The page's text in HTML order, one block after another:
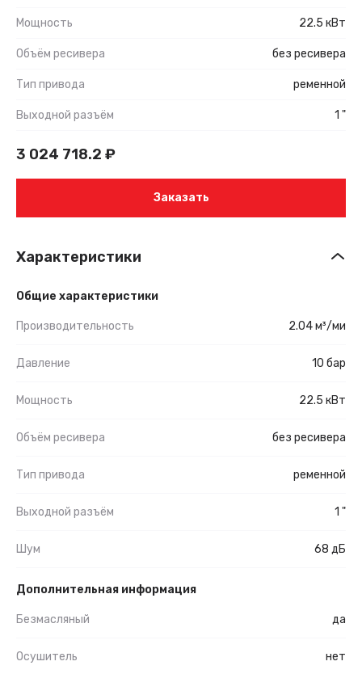
Мощность 22.5 кВт
Объём ресивера без ресивера
Тип привода ременной
Выходной разъём 1 "
3 024 718.2 ₽
Заказать
Характеристики
Общие характеристики
Производительность 2.04 м³/ми
Давление 10 бар
Мощность 22.5 кВт
Объём ресивера без ресивера
Тип привода ременной
Выходной разъём 1 "
Шум 68 дБ
Дополнительная информация
Безмасляный да
Осушитель нет